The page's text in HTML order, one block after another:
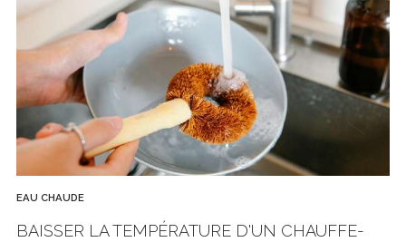
EAU CHAUDE
BAISSER LA TEMPÉRATURE D'UN CHAUFFE-